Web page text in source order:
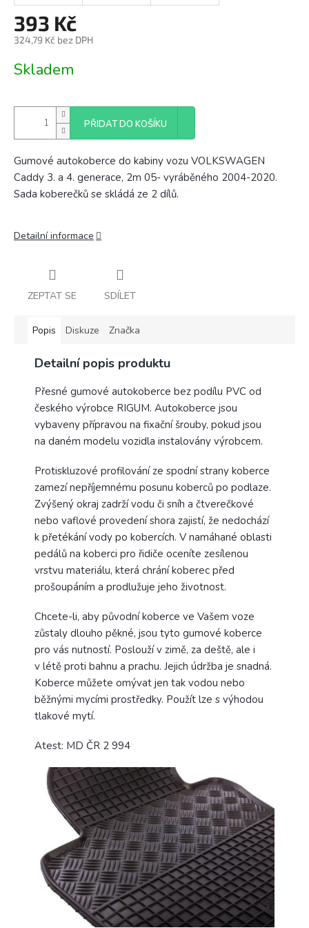
393 Kč
324,79 Kč bez DPH
cena:
Skladem
PŘIDAT DO KOŠÍKU
Gumové autokoberce do kabiny vozu VOLKSWAGEN
Caddy 3. a 4. generace, 2m 05- vyráběného 2004-2020.
Sada koberečků se skládá ze 2 dílů.
Detailní informace
ZEPTAT SE SDÍLET
Popis Diskuze Značka
Detailní popis produktu
Přesné gumové autokoberce bez podílu PVC od
českého výrobce RIGUM. Autokoberce jsou
vybaveny přípravou na fixační šrouby, pokud jsou
na daném modelu vozidla instalovány výrobcem.
Protiskluzové profilování ze spodní strany koberce
zamezí nepříjemnému posunu koberců po podlaze.
Zvýšený okraj zadrží vodu či sníh a čtverečkové
nebo vaflové provedení shora zajistí, že nedochází
k přetékání vody po kobercích. V namáhané oblasti
pedálů na koberci pro řidiče oceníte zesílenou
vrstvu materiálu, která chrání koberec před
prošoupáním a prodlužuje jeho životnost.
Chcete-li, aby původní koberce ve Vašem voze
zůstaly dlouho pěkné, jsou tyto gumové koberce
pro vás nutností. Poslouží v zimě, za deště, ale i
v létě proti bahnu a prachu. Jejich údržba je snadná.
Koberce můžete omývat jen tak vodou nebo
běžnými mycími prostředky. Použít lze s výhodou
tlakové mytí.
Atest: MD ČR 2 994